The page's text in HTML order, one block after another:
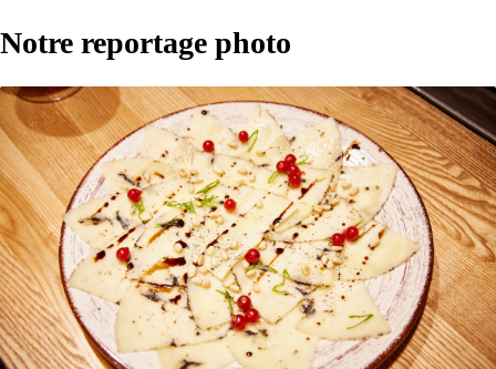
Notre reportage photo